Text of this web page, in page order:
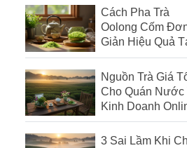
Quán
Cách Pha Trà
Oolong Cốm
Giản Hiệu Quả
Nhà
Nguồn Trà Giá
Cho Quán Nước
Kinh Doanh
3 Sai Lầm Khi